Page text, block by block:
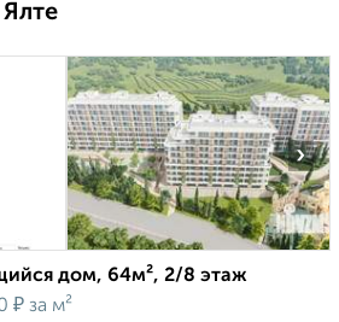
›
дом, 64м², 2/8 этаж
₽ за м²